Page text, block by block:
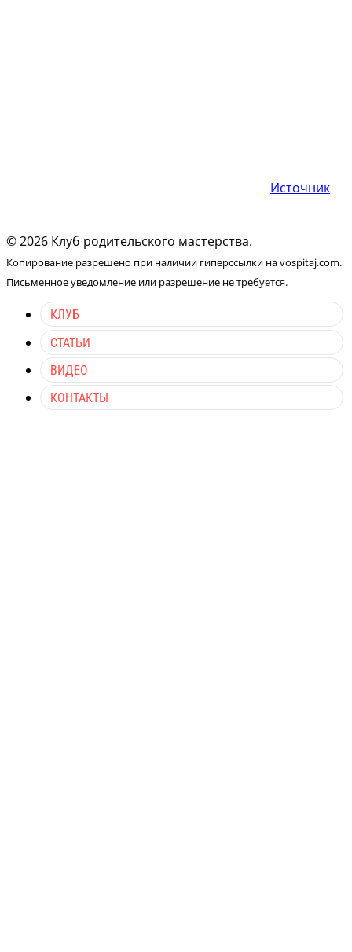
Источник
© 2026 Клуб родительского мастерства.
Копирование разрешено при наличии гиперссылки на vospitaj.com.
Письменное уведомление или разрешение не требуется.
КЛУБ
СТАТЬИ
ВИДЕО
КОНТАКТЫ